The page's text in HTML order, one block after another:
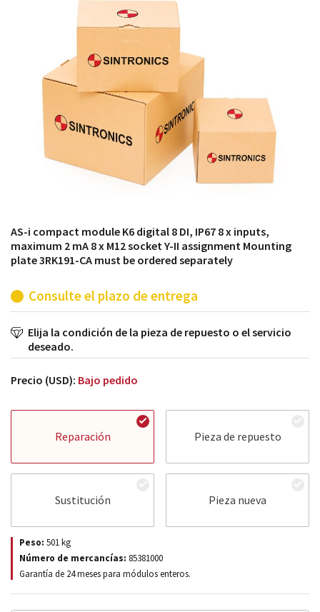
módulos antiguos a un alto nivel técnico o sustitución
de módulos descontinuados por módulos del propio
AS-i compact module K6 digital 8 DI, IP67 8 x inputs,
maximum 2 mA 8 x M12 socket Y-II assignment Mounting
plate 3RK191-CA must be ordered separately
Consulte el plazo de entrega
Elija la condición de la pieza de repuesto o el servicio
deseado.
Precio (USD): Bajo pedido
Reparación Pieza de repuesto
Sustitución Pieza nueva
Peso: 501kg
Número de mercancías: 85381000
Garantía de 24 meses para módulos enteros.